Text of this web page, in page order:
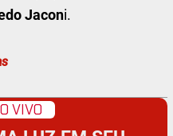
Jaconi.
VIVO